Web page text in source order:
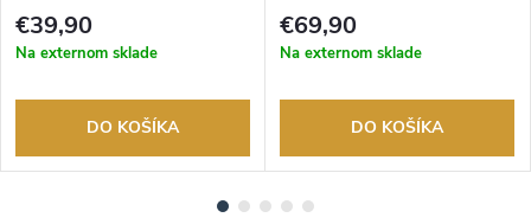
tovaru. Autorizovaný predajca.
€39,90
Na externom sklade
DO KOŠÍKA
tovaru. Autorizovaný predajca.
€69,90
Na externom sklade
DO KOŠÍKA